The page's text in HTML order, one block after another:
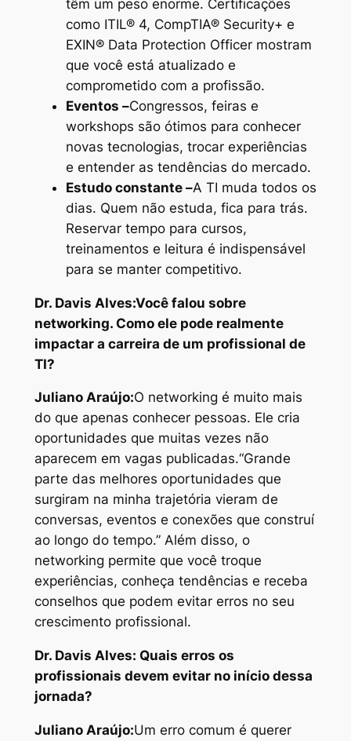
têm um peso enorme. Certificações
como ITIL® 4, CompTIA® Security+ e
EXIN® Data Protection Officer mostram
que você está atualizado e
comprometido com a profissão.
Eventos –Congressos, feiras e
workshops são ótimos para conhecer
novas tecnologias, trocar experiências
e entender as tendências do mercado.
Estudo constante –A TI muda todos os
dias. Quem não estuda, fica para trás.
Reservar tempo para cursos,
treinamentos e leitura é indispensável
para se manter competitivo.
Dr. Davis Alves:Você falou sobre
networking. Como ele pode realmente
impactar a carreira de um profissional de
TI?
Juliano Araújo:O networking é muito mais
do que apenas conhecer pessoas. Ele cria
oportunidades que muitas vezes não
aparecem em vagas publicadas.“Grande
parte das melhores oportunidades que
surgiram na minha trajetória vieram de
conversas, eventos e conexões que construí
ao longo do tempo.” Além disso, o
networking permite que você troque
experiências, conheça tendências e receba
conselhos que podem evitar erros no seu
crescimento profissional.
Dr. Davis Alves: Quais erros os
profissionais devem evitar no início dessa
jornada?
Juliano Araújo:Um erro comum é querer